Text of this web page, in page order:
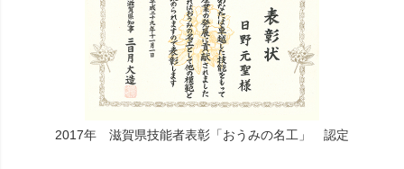
2017年 滋賀県技能者表彰「おうみの名工」 認定